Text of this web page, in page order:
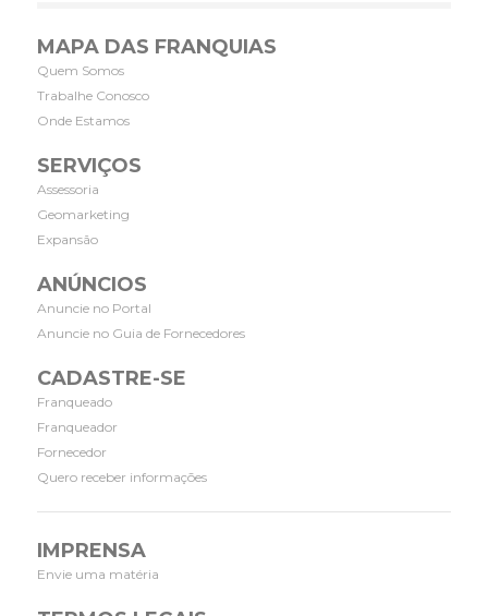
MAPA DAS FRANQUIAS
Quem Somos
Trabalhe Conosco
Onde Estamos
SERVIÇOS
Assessoria
Geomarketing
Expansão
ANÚNCIOS
Anuncie no Portal
Anuncie no Guia de Fornecedores
CADASTRE-SE
Franqueado
Franqueador
Fornecedor
Quero receber informações
IMPRENSA
Envie uma matéria